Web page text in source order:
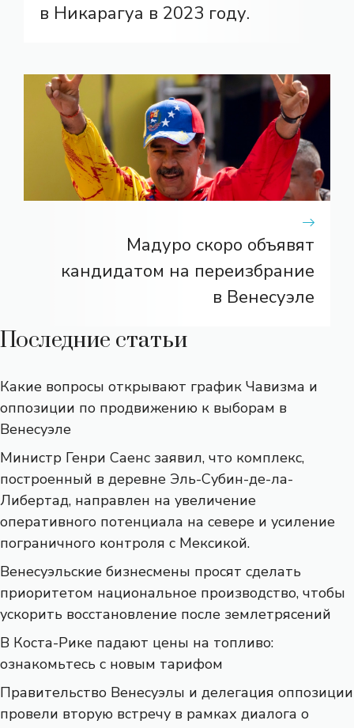
в Никарагуа в 2023 году.
Мадуро скоро объявят
кандидатом на переизбрание
в Венесуэле
Последние статьи
Какие вопросы открывают график Чавизма и
оппозиции по продвижению к выборам в
Венесуэле
Министр Генри Саенс заявил, что комплекс,
построенный в деревне Эль-Субин-де-ла-
Либертад, направлен на увеличение
оперативного потенциала на севере и усиление
пограничного контроля с Мексикой.
Венесуэльские бизнесмены просят сделать
приоритетом национальное производство, чтобы
ускорить восстановление после землетрясений
В Коста-Рике падают цены на топливо:
ознакомьтесь с новым тарифом
Правительство Венесуэлы и делегация оппозиции
провели вторую встречу в рамках диалога о